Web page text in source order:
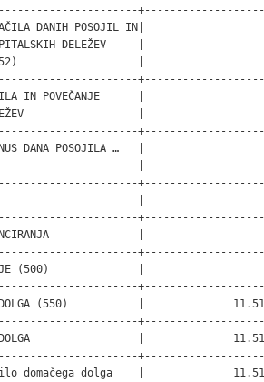
DANIH POSOJIL IN|
DELEŽEV     |
|
IN POVEČANJE      |
|
DANA POSOJILA …   |
|
|
(500)              |
DOLGA (550)           |
DOLGA                 |
domačega dolga    |